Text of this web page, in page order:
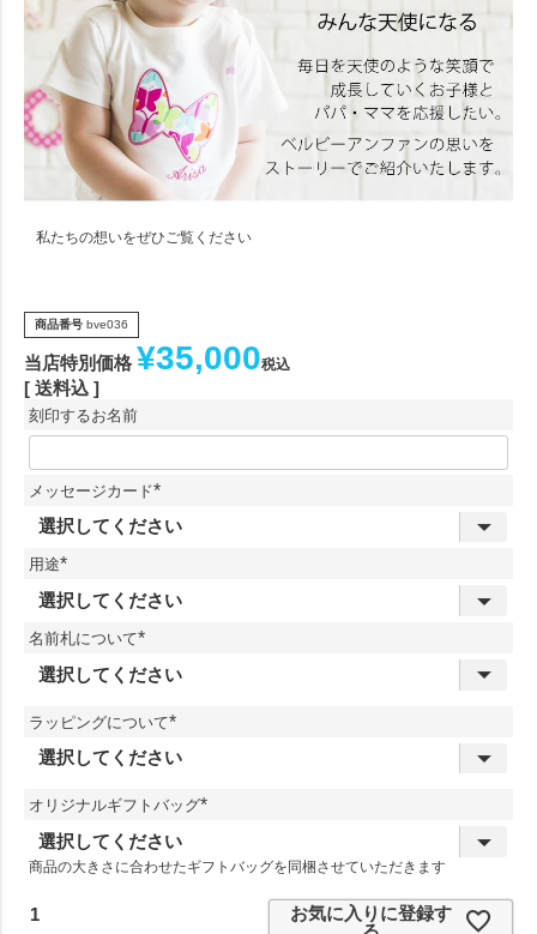
私たちの想いをぜひご覧ください
商品番号 bve036
当店特別価格 ¥35,000税込
送料込
刻印するお名前
メッセージカード
必
用途
必
)
名前札について
必
ラッピングについて
必
オリジナルギフトバッグ
須
商品の大きさに合わせたギフトバッグを同梱させていただきます
お気に入りに登録す